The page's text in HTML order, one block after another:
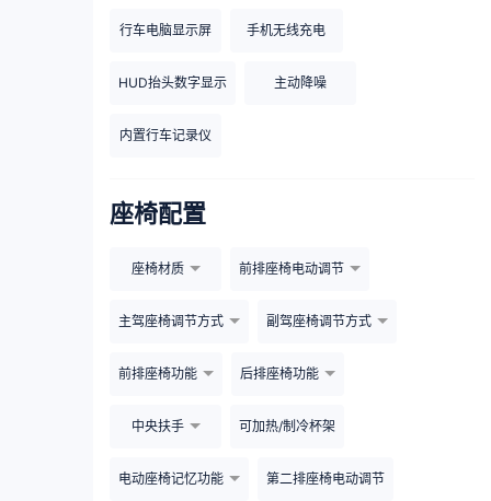
行车电脑显示屏 手机无线充电
HUD抬头数字显示 主动降噪
内置行车记录仪
座椅配置
座椅材质 前排座椅电动调节
主驾座椅调节方式 副驾座椅调节方式
前排座椅功能 后排座椅功能
中央扶手 可加热/制冷杯架
电动座椅记忆功能 第二排座椅电动调节